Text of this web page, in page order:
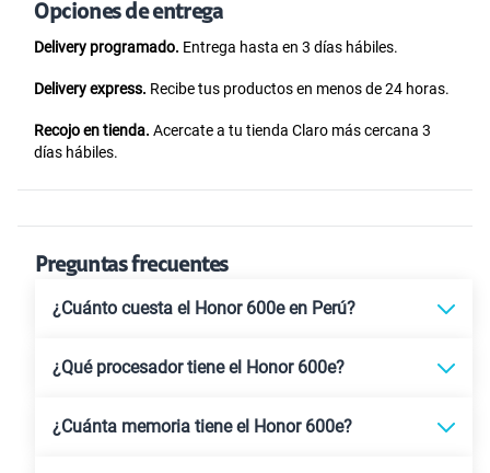
Opciones de entrega
Delivery programado. Entrega hasta en 3 días hábiles.
Delivery express. Recibe tus productos en menos de 24 horas.
Recojo en tienda. Acercate a tu tienda Claro más cercana 3
días hábiles.
Preguntas frecuentes
¿Cuánto cuesta el Honor 600e en Perú?
¿Qué procesador tiene el Honor 600e?
¿Cuánta memoria tiene el Honor 600e?